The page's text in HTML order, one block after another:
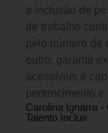
a inclusão de
de trabalho
pelo número de
outro: garantir
acessíveis e
pertencimento
Carolina Ignarra -
Talento Incluir